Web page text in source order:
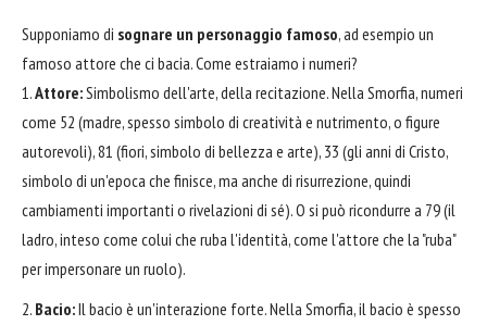
Supponiamo di sognare un personaggio famoso, ad esempio un
famoso attore che ci bacia. Come estraiamo i numeri?
Attore:Simbolismo dell'arte, della recitazione. Nella Smorfia, numeri
come 52 (madre, spesso simbolo di creatività e nutrimento, o figure
autorevoli), 81 (fiori, simbolo di bellezza e arte), 33 (gli anni di Cristo,
simbolo di un'epoca che finisce, ma anche di risurrezione, quindi
cambiamenti importanti o rivelazioni di sé). O si può ricondurre a 79 (il
ladro, inteso come colui che ruba l'identità, come l'attore che la "ruba"
per impersonare un ruolo).
Bacio:Il bacio è un'interazione forte. Nella Smorfia, il bacio è spesso